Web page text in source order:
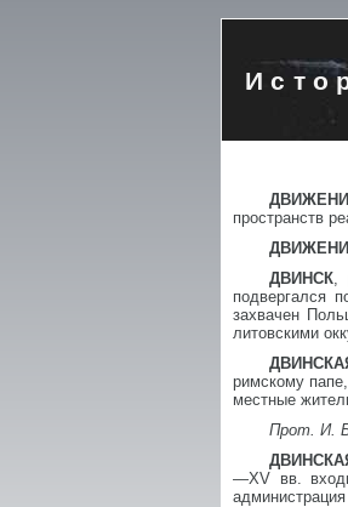
пространств
ДВИНСК,
подвергался
захвачен
литовскими
римскому
местные
Прот. И.
—XV вв.